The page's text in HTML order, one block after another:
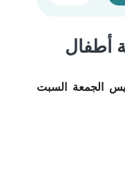
أطفال
الجمعة السبت